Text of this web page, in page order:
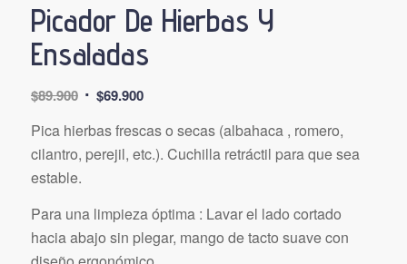
Picador De Hierbas Y
Ensaladas
$89.900 El
original
era:
$89.900.
$69.900El
actual
es:
Pica hierbas frescas o secas (albahaca , romero,
cilantro, perejil, etc.). Cuchilla retráctil para que sea
estable.
Para una limpieza óptima : Lavar el lado cortado
hacia abajo sin plegar, mango de tacto suave con